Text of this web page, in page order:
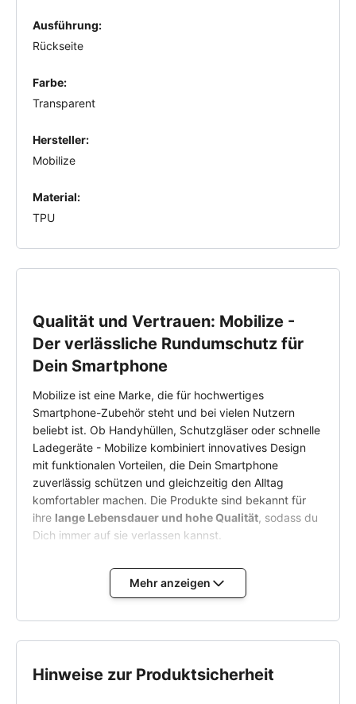
Ausführung:
Rückseite
Farbe:
Transparent
Hersteller:
Mobilize
Material:
TPU
Qualität und Vertrauen: Mobilize -
Der verlässliche Rundumschutz für
Dein Smartphone
Mobilize ist eine Marke, die für hochwertiges
Smartphone-Zubehör steht und bei vielen Nutzern
beliebt ist. Ob Handyhüllen, Schutzgläser oder schnelle
Ladegeräte - Mobilize kombiniert innovatives Design
mit funktionalen Vorteilen, die Dein Smartphone
zuverlässig schützen und gleichzeitig den Alltag
komfortabler machen. Die Produkte sind bekannt für
ihre lange Lebensdauer und hohe Qualität, sodass du
Dich immer auf sie verlassen kannst.
Durch die Entwicklung auf Basis vonKundenfeedback
stellt Mobilize sicher, dass jedes Zubehörteil den
Kunden vertrauen auf diese Produkte, um ihre
Smartphones optimal zu schützen - sei es vor Kratzern,
bietet alles, was du brauchst, um Dein Gerät sicher und
Mehr anzeigen
Hinweise zur Produktsicherheit